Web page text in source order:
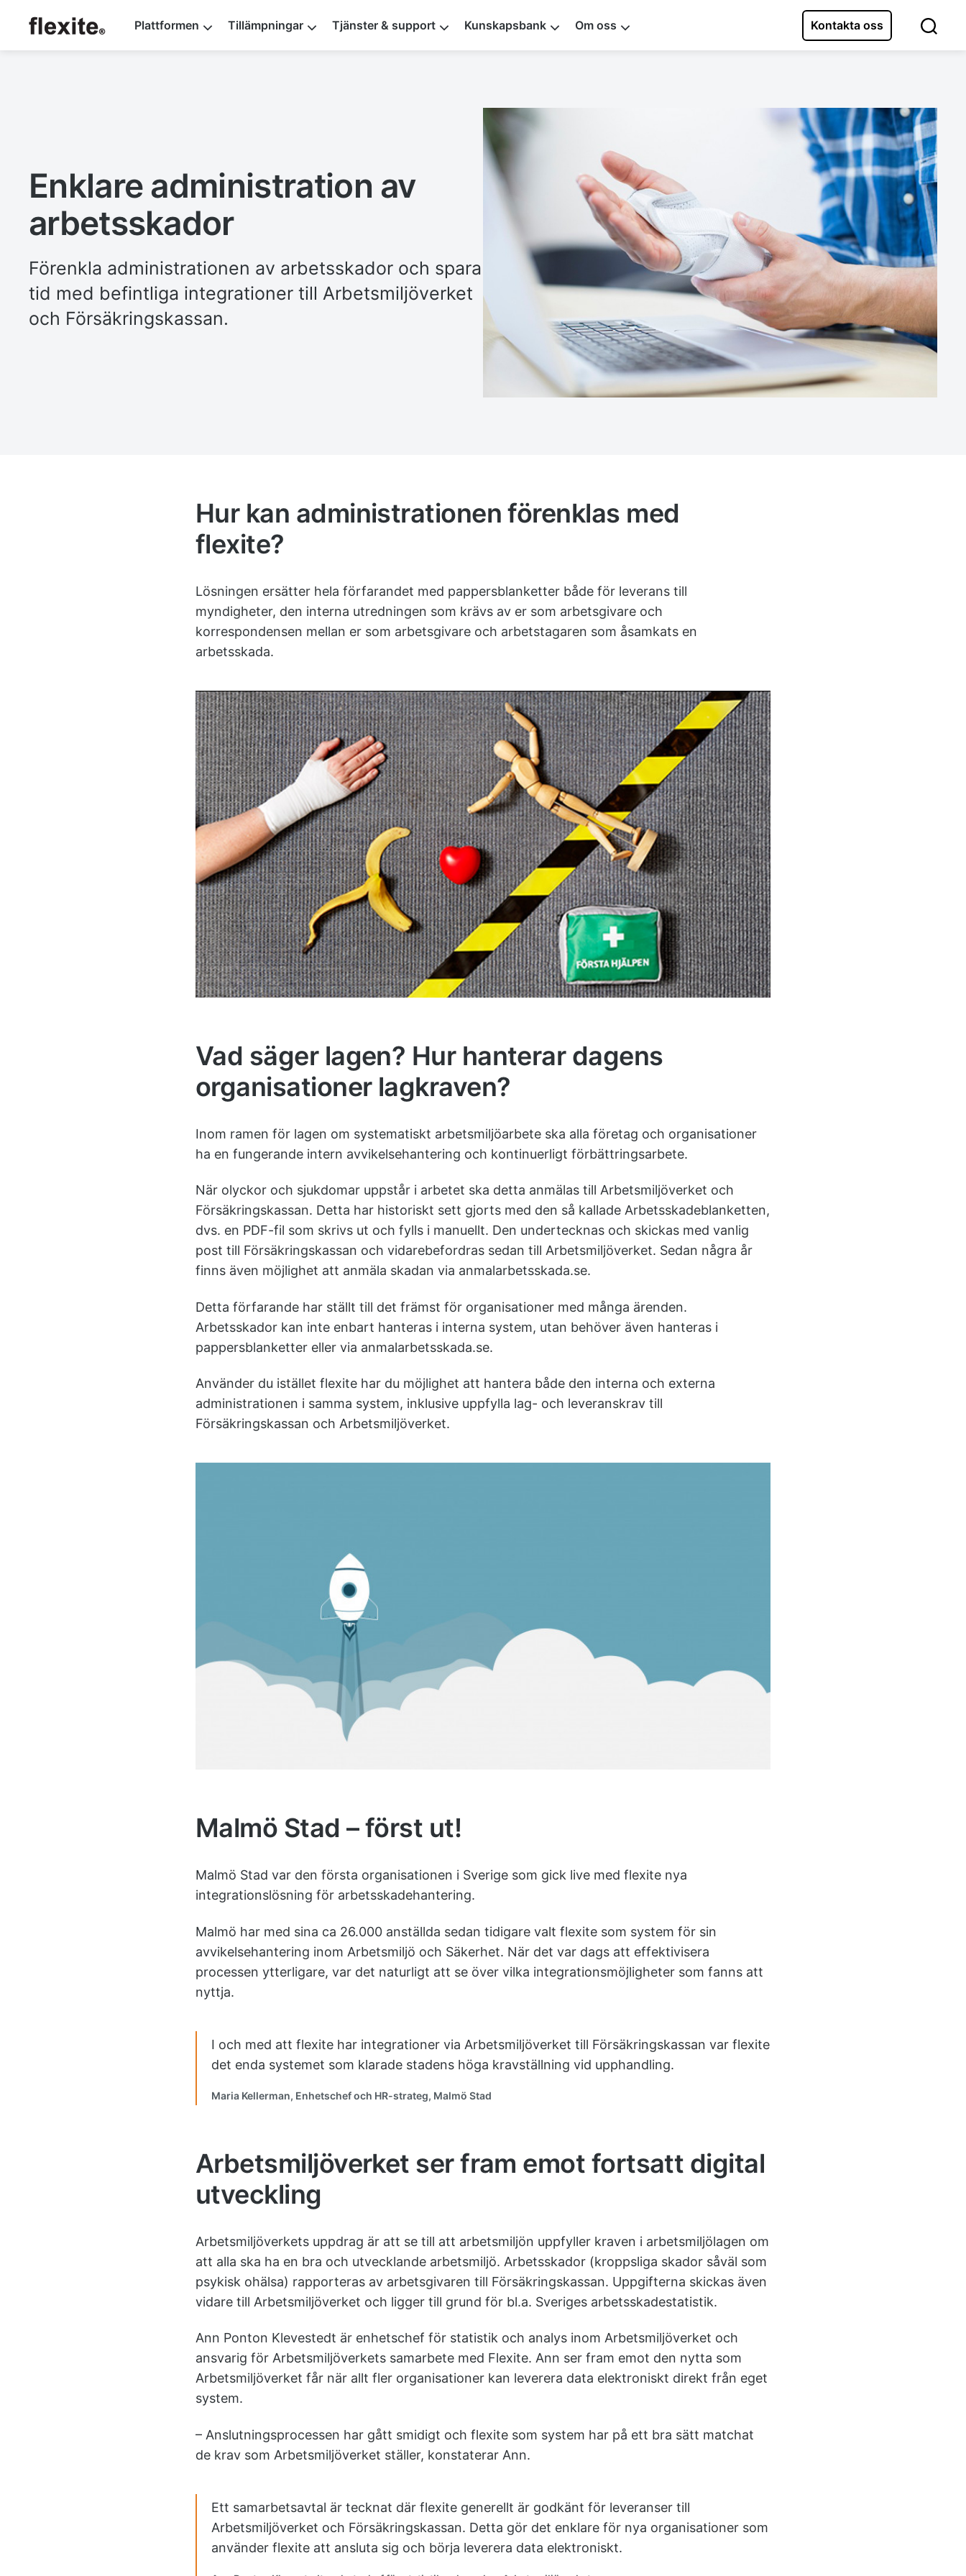
Plattformen Tillämpningar Tjänster & support Kunskapsbank Om oss Kontakta oss
Enklare administration av
arbetsskador
Förenkla administrationen av arbetsskador och spara
tid med befintliga integrationer till Arbetsmiljöverket
och Försäkringskassan.
Hur kan administrationen förenklas med
flexite?
Lösningen ersätter hela förfarandet med pappersblanketter både för leverans till
myndigheter, den interna utredningen som krävs av er som arbetsgivare och
korrespondensen mellan er som arbetsgivare och arbetstagaren som åsamkats en
arbetsskada.
Vad säger lagen? Hur hanterar dagens
organisationer lagkraven?
Inom ramen för lagen om systematiskt arbetsmiljöarbete ska alla företag och organisationer
ha en fungerande intern avvikelsehantering och kontinuerligt förbättringsarbete.
När olyckor och sjukdomar uppstår i arbetet ska detta anmälas till Arbetsmiljöverket och
Försäkringskassan. Detta har historiskt sett gjorts med den så kallade Arbetsskadeblanketten,
dvs. en PDF-fil som skrivs ut och fylls i manuellt. Den undertecknas och skickas med vanlig
post till Försäkringskassan och vidarebefordras sedan till Arbetsmiljöverket. Sedan några år
finns även möjlighet att anmäla skadan via anmalarbetsskada.se.
Detta förfarande har ställt till det främst för organisationer med många ärenden.
Arbetsskador kan inte enbart hanteras i interna system, utan behöver även hanteras i
pappersblanketter eller via anmalarbetsskada.se.
Använder du istället flexite har du möjlighet att hantera både den interna och externa
administrationen i samma system, inklusive uppfylla lag- och leveranskrav till
Försäkringskassan och Arbetsmiljöverket.
Malmö Stad – först ut!
Malmö Stad var den första organisationen i Sverige som gick live med flexite nya
integrationslösning för arbetsskadehantering.
Malmö har med sina ca 26.000 anställda sedan tidigare valt flexite som system för sin
avvikelsehantering inom Arbetsmiljö och Säkerhet. När det var dags att effektivisera
processen ytterligare, var det naturligt att se över vilka integrationsmöjligheter som fanns att
nyttja.
I och med att flexite har integrationer via Arbetsmiljöverket till Försäkringskassan var flexite
det enda systemet som klarade stadens höga kravställning vid upphandling.
Maria Kellerman, Enhetschef och HR-strateg, Malmö Stad
Arbetsmiljöverket ser fram emot fortsatt digital
utveckling
Arbetsmiljöverkets uppdrag är att se till att arbetsmiljön uppfyller kraven i arbetsmiljölagen om
att alla ska ha en bra och utvecklande arbetsmiljö. Arbetsskador (kroppsliga skador såväl som
psykisk ohälsa) rapporteras av arbetsgivaren till Försäkringskassan. Uppgifterna skickas även
vidare till Arbetsmiljöverket och ligger till grund för bl.a. Sveriges arbetsskadestatistik.
Ann Ponton Klevestedt är enhetschef för statistik och analys inom Arbetsmiljöverket och
ansvarig för Arbetsmiljöverkets samarbete med Flexite. Ann ser fram emot den nytta som
Arbetsmiljöverket får när allt fler organisationer kan leverera data elektroniskt direkt från eget
system.
– Anslutningsprocessen har gått smidigt och flexite som system har på ett bra sätt matchat
de krav som Arbetsmiljöverket ställer, konstaterar Ann.
Ett samarbetsavtal är tecknat där flexite generellt är godkänt för leveranser till
Arbetsmiljöverket och Försäkringskassan. Detta gör det enklare för nya organisationer som
använder flexite att ansluta sig och börja leverera data elektroniskt.